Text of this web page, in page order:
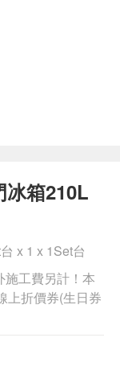
冰箱210L
x 1 x 1Set台
施工費另計！本
上折價券(生日券